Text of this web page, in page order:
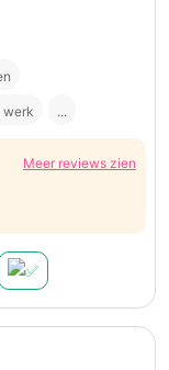
werk ...
Meer reviews zien